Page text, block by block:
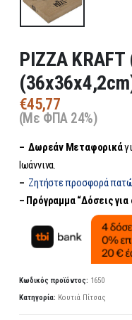
PIZZA KRAFT
€45,77
(Με ΦΠΑ 24%)
– Δωρεάν Μεταφορικά
Ιωάννινα.
– Ζητήστε προσφορά
– Πρόγραμμα “Δόσεις για
Κωδικός προϊόντος: 1650
Κατηγορία: Κουτιά Πίτσας